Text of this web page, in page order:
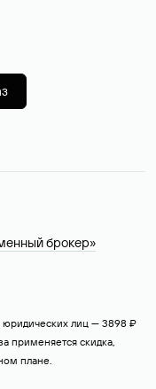
брокер»
юридических лиц — 3898 ₽
применяется скидка,
плане.